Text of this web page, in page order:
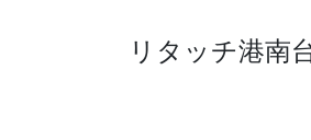
リタッチ港南